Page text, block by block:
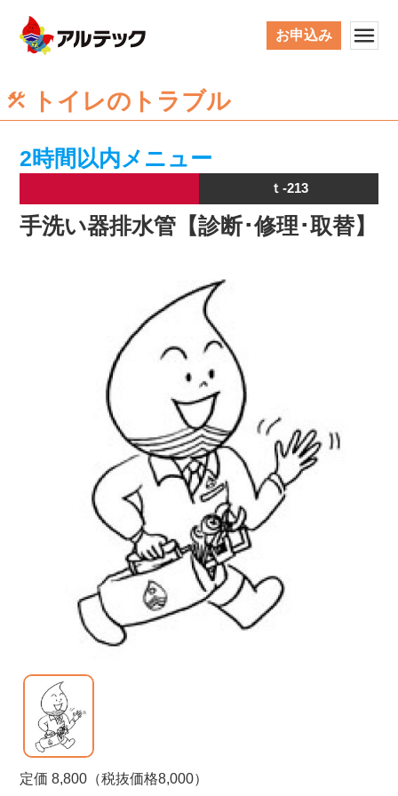
お申込み
トイレのトラブル
2時間以内メニュー
ｔ-213
手洗い器排水管【診断･修理･取替】
定価 8,800（税抜価格8,000）